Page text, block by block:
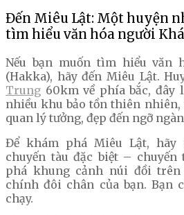
Đến Miêu Lật: Một huyện
tìm hiểu văn hóa người
Nếu bạn muốn tìm hiểu văn
(Hakka), hãy đến Miêu Lật.
Trung 60km về phía bắc, đây
nhiều khu bảo tồn thiên
quan lý tưởng, đẹp đến ngỡ
Để khám phá Miêu Lật,
chuyến tàu đặc biệt –
phá khung cảnh núi đồi
chính đôi chân của bạn. Bạn
chạy.